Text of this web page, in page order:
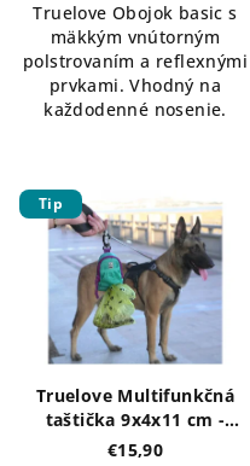
Truelove Obojok basic s
mäkkým vnútorným
polstrovaním a reflexnými
prvkami. Vhodný na
každodenné nosenie.
Tip
Truelove Multifunkčná
taštička 9x4x11 cm -
rôzne farby
€15,90